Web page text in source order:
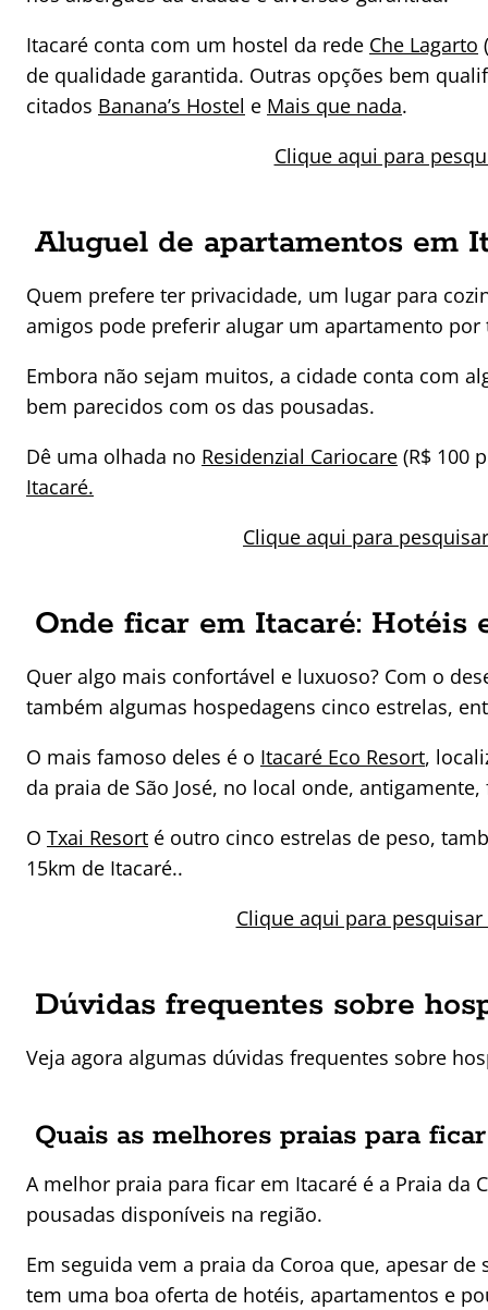
Itacaré conta com um hostel da rede Che Lagarto
de qualidade garantida. Outras opções bem
citados Banana’s Hostel e Mais que nada.
Clique aqui para
Aluguel de apartamentos em
Quem prefere ter privacidade, um lugar para
amigos pode preferir alugar um apartamento por
Embora não sejam muitos, a cidade conta com
bem parecidos com os das pousadas.
Dê uma olhada no Residenzial Cariocare (R$ 100
Itacaré.
Clique aqui para
Onde ficar em Itacaré: Hotéis
Quer algo mais confortável e luxuoso? Com o
também algumas hospedagens cinco estrelas,
O mais famoso deles é o Itacaré Eco Resort,
da praia de São José, no local onde,
O Txai Resort é outro cinco estrelas de peso,
15km de Itacaré..
Clique aqui para
Dúvidas frequentes sobre
Veja agora algumas dúvidas frequentes sobre
Quais as melhores praias para
A melhor praia para ficar em Itacaré é a Praia da
pousadas disponíveis na região.
Em seguida vem a praia da Coroa que, apesar
tem uma boa oferta de hotéis, apartamentos e